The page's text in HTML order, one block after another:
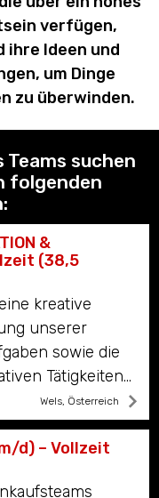
verfügen,
Ideen und
um Dinge
zu überwinden.
suchen
folgenden
&
(38,5
kreative
unserer
sowie die
Tätigkeiten...
Wels, Österreich
d) – Vollzeit